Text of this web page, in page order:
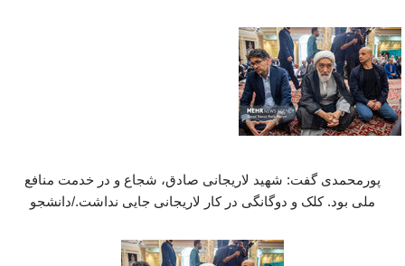
پورمحمدی گفت: شهید لاریجانی صادق، شجاع و در خدمت منافع
ملی بود. کلک و دوگانگی در کار لاریجانی جایی نداشت./دانشجو